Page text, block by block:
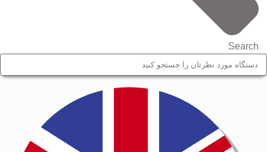
Search